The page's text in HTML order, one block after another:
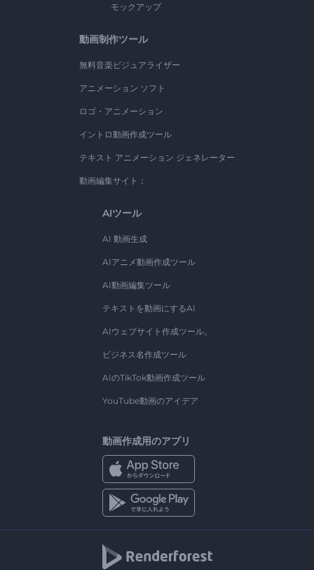
モックアップ
動画制作ツール
無料音楽ビジュアライザー
アニメーション ソフト
ロゴ・アニメーション
イントロ動画作成ツール
テキスト アニメーション ジェネレーター
動画編集サイト：
AIツール
AI 動画生成
AIアニメ動画作成ツール
AI動画編集ツール
テキストを動画にするAI
AIウェブサイト作成ツール。
ビジネス名作成ツール
AIのTikTok動画作成ツール
YouTube動画のアイデア
動画作成用のアプリ